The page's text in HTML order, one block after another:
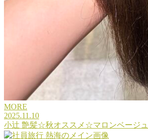
MORE
2025.11.10
小辻 艶髪☆秋オススメ☆マロンベージュ